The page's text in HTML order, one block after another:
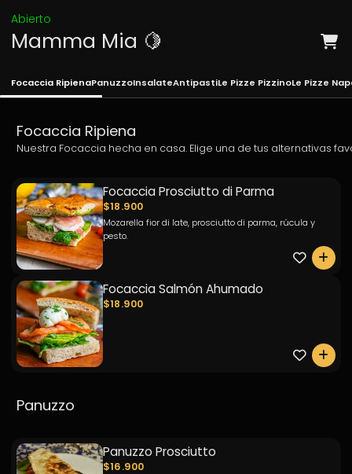
Abierto
Mamma Mia 🍋
Focaccia RipienaPanuzzoInsalateAntipastiLe Pizze PizzinoLe Pizze
Focaccia Ripiena
Nuestra Focaccia hecha en casa. Elige una de tus alternativas
Focaccia Prosciutto di Parma
$18.900
Mozarella fior di late, prosciutto di parma, rúcula y
pesto.
0
Focaccia Salmón Ahumado
$18.900
0
Panuzzo
Panuzzo Prosciutto
$16.900